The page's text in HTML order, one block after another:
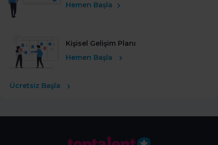
Hemen Başla
Kişisel Gelişim Planı
Hemen Başla
Ücretsiz Başla